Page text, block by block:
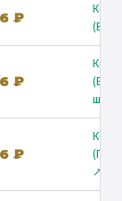
₽
₽
ш.) ↗
₽
↗